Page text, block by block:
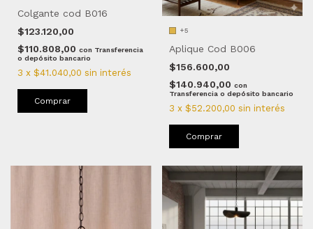
Colgante cod B016
$123.120,00
$110.808,00 con Transferencia
o depósito bancario
3 x $41.040,00 sin interés
Comprar
+5
Aplique Cod B006
$156.600,00
$140.940,00 con
Transferencia o depósito bancario
3 x $52.200,00 sin interés
Comprar